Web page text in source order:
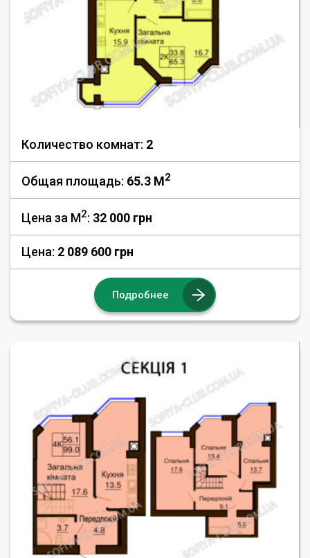
Количество комнат: 2
Общая площадь: 65.3 M2
Цена за М2: 32 000 грн
Цена: 2 089 600 грн
Подробнее